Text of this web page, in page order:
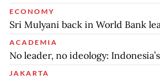
ECONOMY
Sri Mulyani back in World Bank
ACADEMIA
No leader, no ideology:
JAKARTA